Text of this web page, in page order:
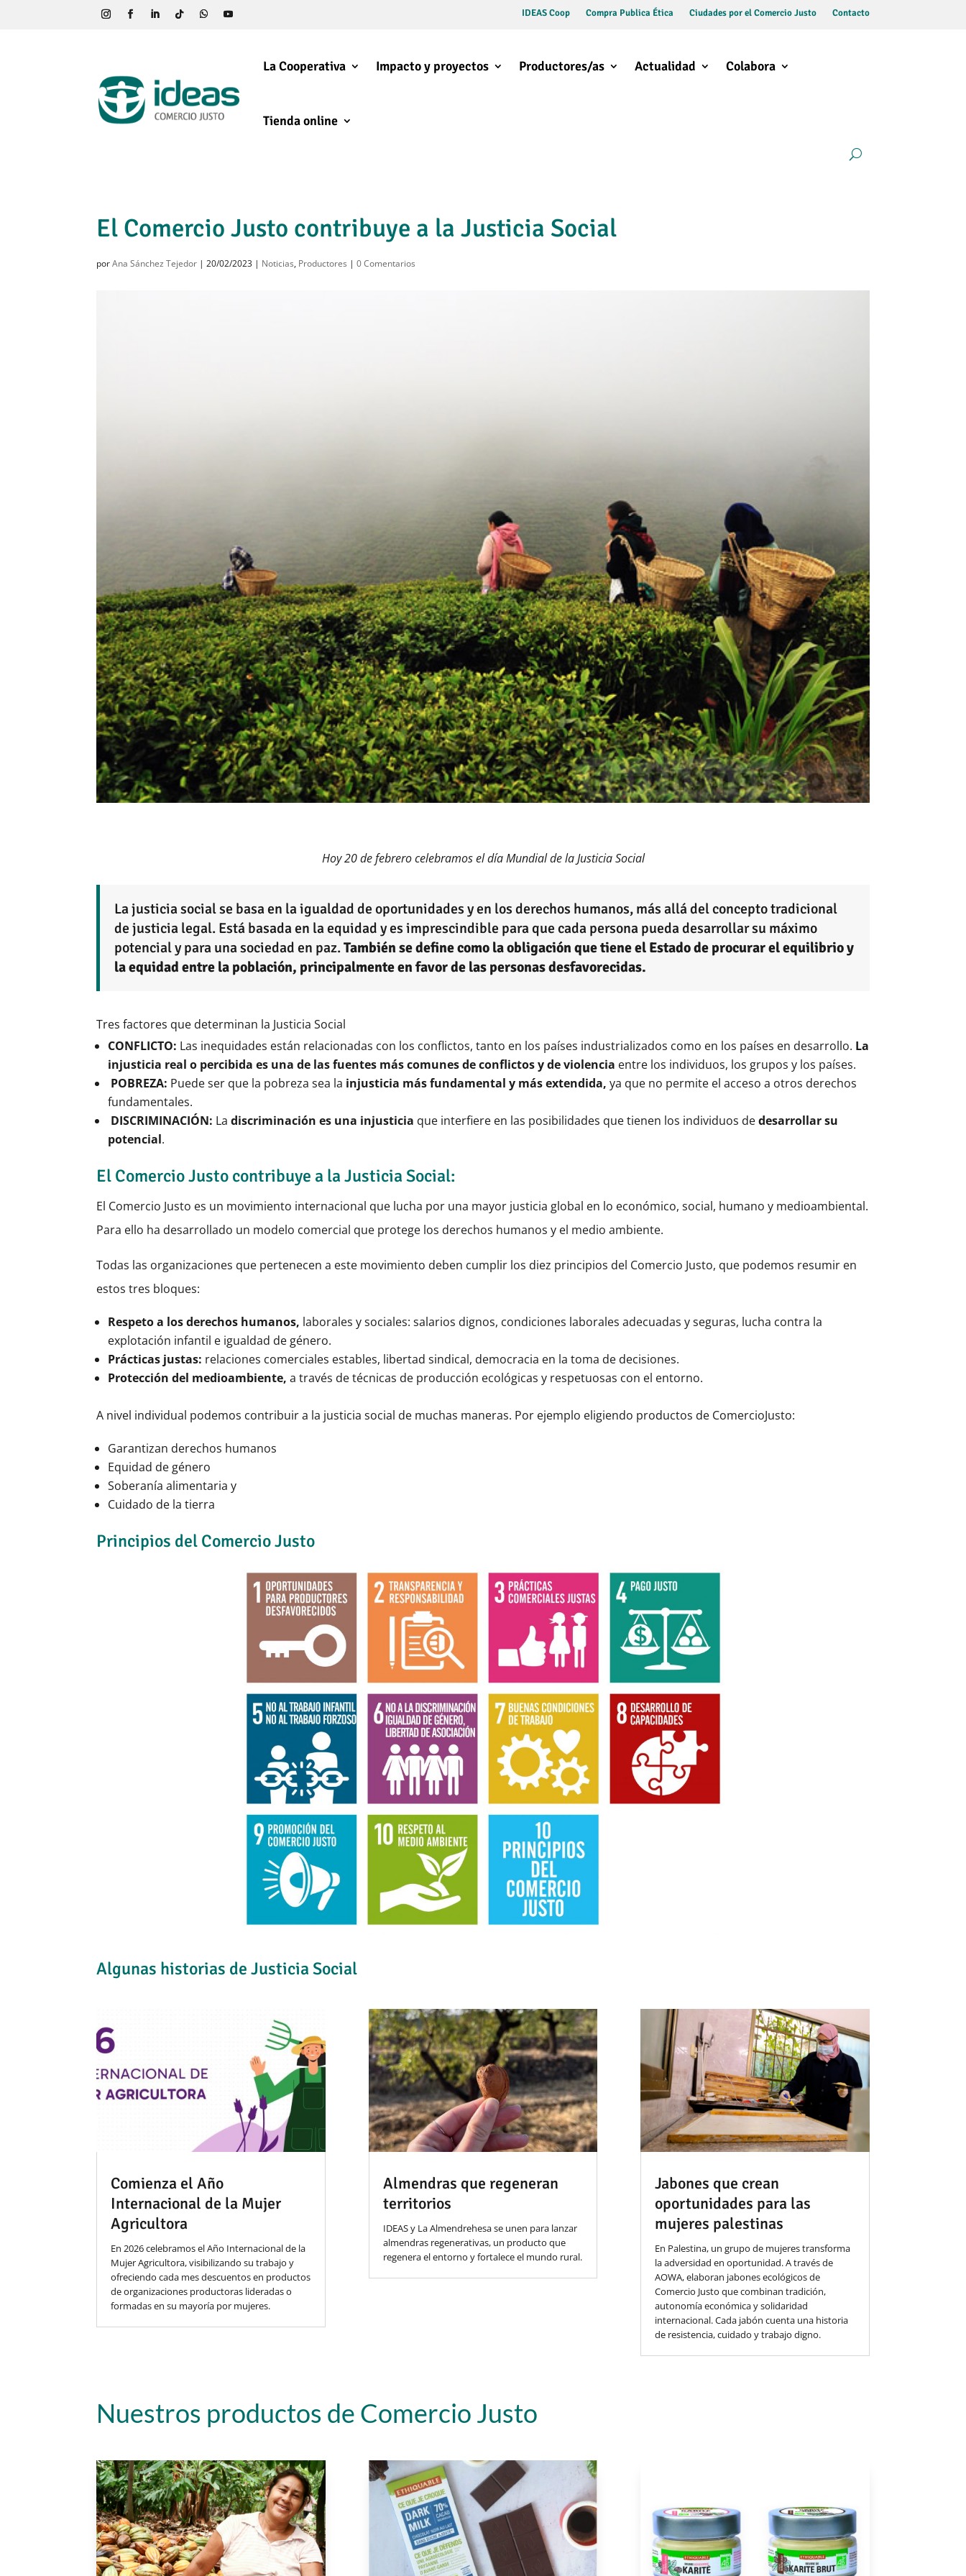
IDEAS Coop Compra Publica Ética Ciudades por el Comercio Justo Contacto
La Cooperativa Impacto y proyectos Productores/as Actualidad Colabora
Tienda online
El Comercio Justo contribuye a la Justicia Social
porAna Sánchez Tejedor |20/02/2023 | Noticias, Productores |0 Comentarios
Hoy 20 de febrero celebramos el día Mundial de la Justicia Social
La justicia social se basa en la igualdad de oportunidades y en los derechos humanos, más allá del concepto tradicional
de justicia legal. Está basada en la equidad y es imprescindible para que cada persona pueda desarrollar su máximo
potencial y para una sociedad en paz.También se define como la obligación que tiene el Estado de procurar el equilibrio y
la equidad entre la población, principalmente en favor de las personas desfavorecidas.
Tres factores que determinan la Justicia Social
CONFLICTO: Las inequidades están relacionadas con los conflictos, tanto en los países industrializados como en los países en desarrollo. La
injusticia real o percibida es una de las fuentes más comunes de conflictos y de violencia entre los individuos, los grupos y los países.
POBREZA: Puede ser que la pobreza sea la injusticia más fundamental y más extendida,ya que no permite el acceso a otros derechos
fundamentales.
DISCRIMINACIÓN: Ladiscriminación es una injusticia que interfiere en las posibilidades que tienen los individuos dedesarrollar su
potencial.
El Comercio Justo contribuye a la Justicia Social:
El Comercio Justo es un movimiento internacional que lucha por una mayor justicia global en lo económico, social, humano y medioambiental.
Para ello ha desarrollado un modelo comercial que protege los derechos humanos y el medio ambiente.
Todas las organizaciones que pertenecen a este movimiento deben cumplir los diez principios del Comercio Justo, que podemos resumir en
estos tres bloques:
Respeto a los derechos humanos, laborales y sociales: salarios dignos, condiciones laborales adecuadas y seguras, lucha contra la
explotación infantil e igualdad de género.
Prácticas justas: relaciones comerciales estables, libertad sindical, democracia en la toma de decisiones.
Protección del medioambiente, a través de técnicas de producción ecológicas y respetuosas con el entorno.
A nivel individual podemos contribuir a la justicia social de muchas maneras. Por ejemplo eligiendo productos de ComercioJusto:
Garantizan derechos humanos
Equidad de género
Soberanía alimentaria y
Cuidado de la tierra
Principios del Comercio Justo
Algunas historias de Justicia Social
Comienza el Año
Internacional de la Mujer
Agricultora
En 2026 celebramos el Año Internacional de la
Mujer Agricultora, visibilizando su trabajo y
ofreciendo cada mes descuentos en productos
de organizaciones productoras lideradas o
formadas en su mayoría por mujeres.
Almendras que regeneran
territorios
IDEAS y La Almendrehesa se unen para lanzar
almendras regenerativas, un producto que
regenera el entorno y fortalece el mundo rural.
Jabones que crean
oportunidades para las
mujeres palestinas
En Palestina, un grupo de mujeres transforma
la adversidad en oportunidad. A través de
AOWA, elaboran jabones ecológicos de
Comercio Justo que combinan tradición,
autonomía económica y solidaridad
internacional. Cada jabón cuenta una historia
de resistencia, cuidado y trabajo digno.
Nuestros productos de Comercio Justo